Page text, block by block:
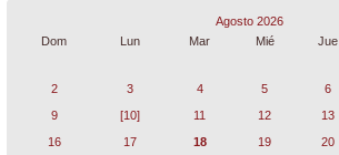
Agosto 2026
Dom
Lun Mar Mié Jue
2
3 4 5 6
9
[10] 11 12 13
16
17 18 19 20